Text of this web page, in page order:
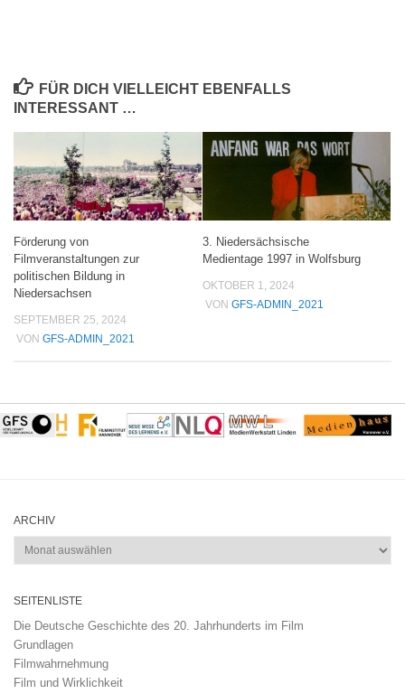
FÜR DICH VIELLEICHT EBENFALLS
INTERESSANT …
Förderung von
Filmveranstaltungen zur
politischen Bildung in
Niedersachsen
SEPTEMBER 25, 2024
VON GFS-ADMIN_2021
3. Niedersächsische
Medientage 1997 in Wolfsburg
OKTOBER 1, 2024
VON GFS-ADMIN_2021
ARCHIV
Archiv
SEITENLISTE
Die Deutsche Geschichte des 20. Jahrhunderts im Film
Grundlagen
Filmwahrnehmung
Film und Wirklichkeit